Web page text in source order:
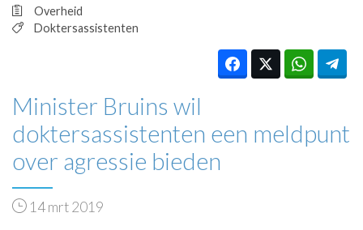
REGISTRATIE
Overheid
Doktersassistenten
Minister Bruins wil
doktersassistenten een meldpunt
over agressie bieden
14 mrt 2019